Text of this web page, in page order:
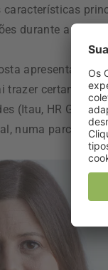
características
durante a
apresenta
trazer certamente
(Itau, HR Group
numa parceria de